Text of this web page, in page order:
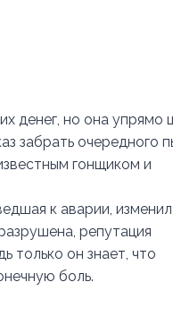
денег, но она упрямо
забрать очередного
гонщиком и
к аварии,
репутация
только он знает, что
боль.